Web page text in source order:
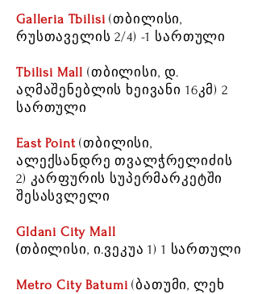
Galleria Tbilisi (თბილისი,
რუსთაველის 2/4) -1 სართული
Tbilisi Mall (თბილისი, დ.
აღმაშენებლის ხეივანი 16კმ) 2
სართული
East Point (თბილისი,
ალექსანდრე თვალჭრელიძის
2) კარფურის სუპერმარკეტში
შესასვლელი
Gldani City Mall
(თბილისი, ი.ვეკუა 1) 1 სართული
Metro City Batumi (ბათუმი, ლეხ